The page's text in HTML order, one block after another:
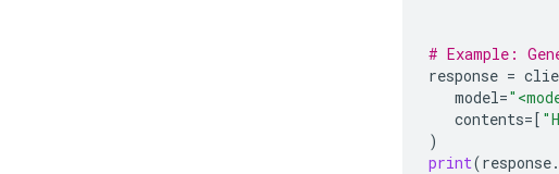
# Example:
response =
model=
contents=[
)
print(response.